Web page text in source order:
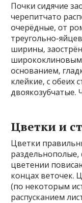
Почки сидячие
черепитчато
очерёдные, от
треугольно-
ширины,
ширококлиновым
основанием,
клейкие, с обеих
двоякозубчатые.
Цветки и
Цветки
раздельнополые,
цветении
концах веточек.
(по некоторым
распусканием